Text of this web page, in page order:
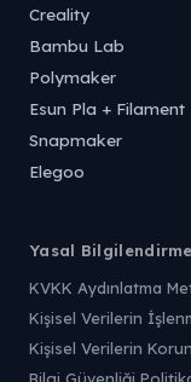
Creality
Bambu Lab
Polymaker
Esun Pla + Filament
Snapmaker
Elegoo
Yasal
KVKK Aydınlatma
Kişisel Verilerin
Kişisel Verilerin